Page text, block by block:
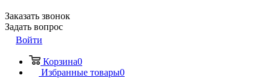
Заказать звонок
Задать вопрос
Войти
Корзина0
Избранные товары0